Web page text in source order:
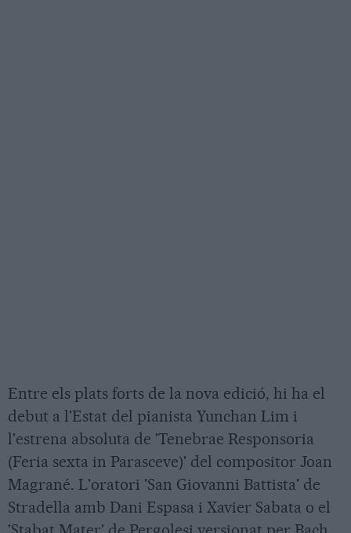
Entre els plats forts de la nova edició, hi ha el
debut a l'Estat del pianista Yunchan Lim i
l'estrena absoluta de 'Tenebrae Responsoria
(Feria sexta in Parasceve)' del compositor Joan
Magrané. L'oratori 'San Giovanni Battista' de
Stradella amb Dani Espasa i Xavier Sabata o el